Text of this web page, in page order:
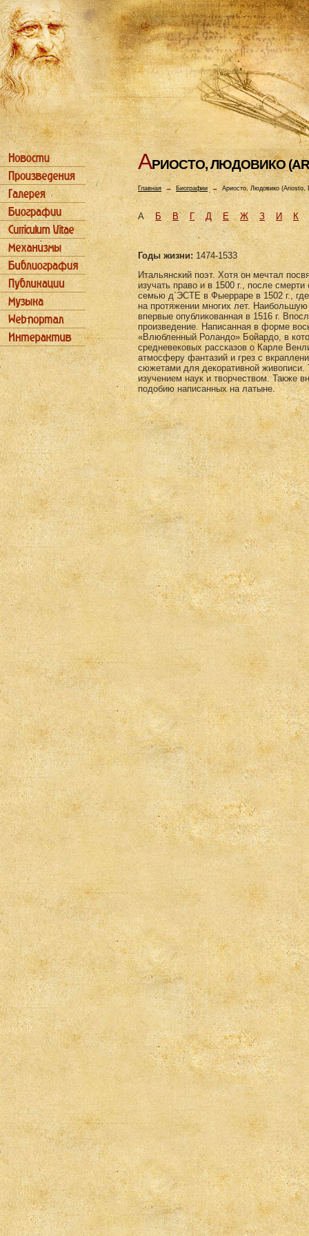
АРИОСТО, ЛЮДОВИКО
Главная→ Биографии →Ариосто, Людовико (Ariosto,
АБ В Г Д Е Ж З И К
Годы жизни: 1474-1533
Итальянский поэт. Хотя он мечтал
изучать право и в 1500 г., после
семью д`ЭСТЕ в Фыерраре в 1502 г.,
на протяжении многих лет.
впервые опубликованная в 1516 г.
произведение. Написанная в форме
«Влюбленный Роландо» Бойардо, в
средневековых рассказов о Карле
атмосферу фантазий и грез с
сюжетами для декоративной живописи.
изучением наук и творчеством. Также
подобию написанных на латыне.